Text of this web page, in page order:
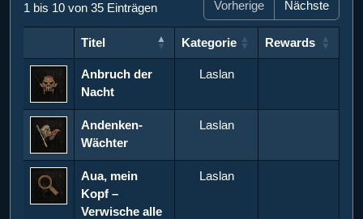
1 bis 10 von 35 Einträgen Vorherige Nächste
Titel Kategorie
Rewards
Titel
Kategorie
Anbruch der
Nacht
Laslan
Andenken-
Wächter
Laslan
Aua, mein
Kopf –
Verwische alle
Laslan